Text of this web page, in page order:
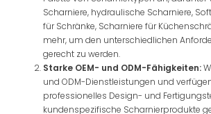
Scharniere, hydraulische Scharniere,
für Schränke, Scharniere für
mehr, um den unterschiedlichen
gerecht zu werden.
Starke OEM- und ODM-Fähigkeiten:
und ODM-Dienstleistungen und
professionelles Design- und
kundenspezifische Scharnierprodukte